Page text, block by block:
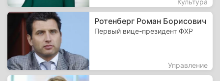
Культура
Ротенберг Роман Борисович
Первый вице-президент ФХР
Управление